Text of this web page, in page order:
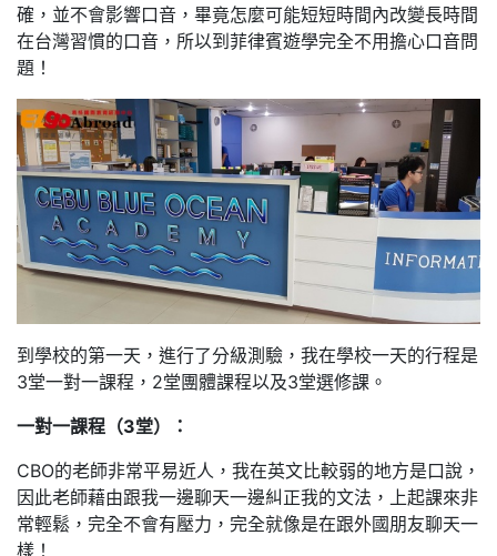
確，並不會影響口音，畢竟怎麼可能短短時間內改變長時間
在台灣習慣的口音，所以到菲律賓遊學完全不用擔心口音問
題！
到學校的第一天，進行了分級測驗，我在學校一天的行程是
3堂一對一課程，2堂團體課程以及3堂選修課。
一對一課程（3堂）：
CBO的老師非常平易近人，我在英文比較弱的地方是口說，
因此老師藉由跟我一邊聊天一邊糾正我的文法，上起課來非
常輕鬆，完全不會有壓力，完全就像是在跟外國朋友聊天一
樣！